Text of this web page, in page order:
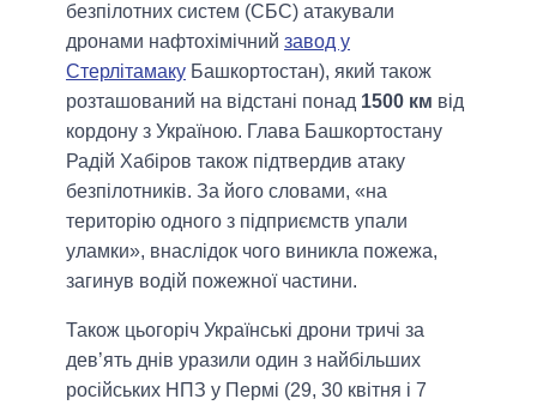
безпілотних систем (СБС) атакували
дронами нафтохімічний завод у
Стерлітамаку Башкортостан), який також
розташований на відстані понад 1500 км від
кордону з Україною. Глава Башкортостану
Радій Хабіров також підтвердив атаку
безпілотників. За його словами, «на
територію одного з підприємств упали
уламки», внаслідок чого виникла пожежа,
загинув водій пожежної частини.
Також цьогоріч Українські дрони тричі за
дев’ять днів уразили один з найбільших
російських НПЗ у Пермі (29, 30 квітня і 7